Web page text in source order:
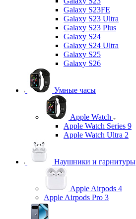
Galaxy S23FE
Galaxy S23 Ultra
Galaxy S23 Plus
Galaxy S24
Galaxy S24 Ultra
Galaxy S25
Galaxy S26
Умные часы
Apple Watch
Apple Watch Series 9
Apple Watch Ultra 2
Наушники и гарнитуры
Apple Airpods 4
Apple Airpods Pro 3